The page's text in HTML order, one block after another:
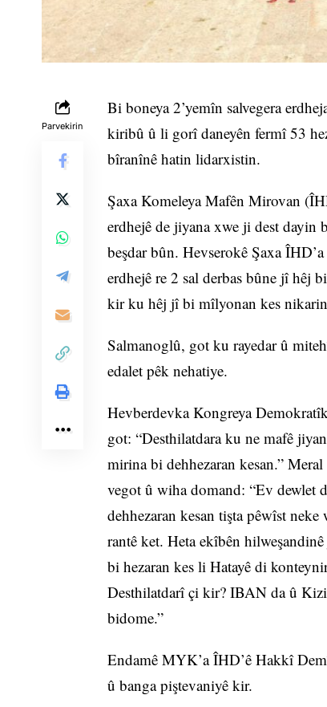
Parvekirin
Bi boneya 2’yemîn salvegera
kiribû û li gorî daneyên fermî 53
bîranînê hatin lidarxistin.
Şaxa Komeleya Mafên Mirovan
erdhejê de jiyana xwe ji dest
beşdar bûn. Hevserokê Şaxa
erdhejê re 2 sal derbas bûne jî hêj
kir ku hêj jî bi mîlyonan kes
Salmanoglû, got ku rayedar û
edalet pêk nehatiye.
Hevberdevka Kongreya
got: “Desthilatdara ku ne mafê
mirina bi dehhezaran kesan.”
vegot û wiha domand: “Ev dewlet
dehhezaran kesan tişta pêwîst
rantê ket. Heta ekîbên
bi hezaran kes li Hatayê di
Desthilatdarî çi kir? IBAN da û
bidome.”
Endamê MYK’a ÎHD’ê Hakkî
û banga piştevaniyê kir.